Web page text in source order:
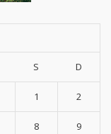
S D
1 2
8 9